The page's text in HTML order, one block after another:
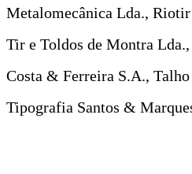
Metalomecânica Lda.,
Tir e Toldos de Montra
Costa & Ferreira S.A.,
Tipografia Santos &